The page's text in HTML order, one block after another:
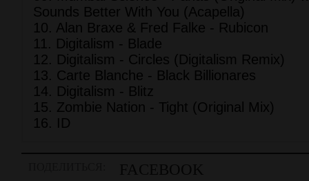
Sounds Better With You (Acapella)
10. Alan Braxe & Fred Falke - Rubicon
11. Digitalism - Blade
12. Digitalism - Circles (Digitalism Remix)
13. Carte Blanche - Black Billionares
14. Digitalism - Blitz
15. Zombie Nation - Tight (Original Mix)
16. ID